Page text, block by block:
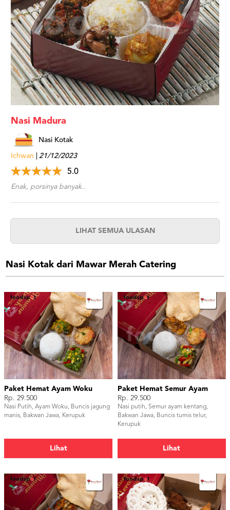
Nasi Madura
Nasi Kotak
Ichwan 21/12/2023
5.0
Enak, porsinya banyak..
LIHAT SEMUA ULASAN
Nasi Kotak dari Mawar Merah Catering
Paket Hemat Ayam Woku
Rp. 29.500
Nasi Putih, Ayam Woku, Buncis jagung
manis, Bakwan Jawa, Kerupuk
Lihat
Paket Hemat Semur Ayam
Rp. 29.500
Nasi putih, Semur ayam kentang,
Bakwan Jawa, Buncis tumis telur,
Kerupuk
Lihat